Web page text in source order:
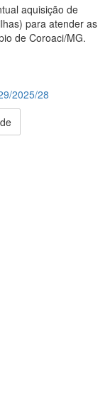
aquisição de
para atender as
de Coroaci/MG.
2025/28